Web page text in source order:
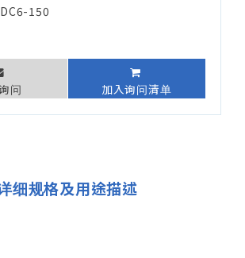
150
问 加入询问清单
细规格及用途描述